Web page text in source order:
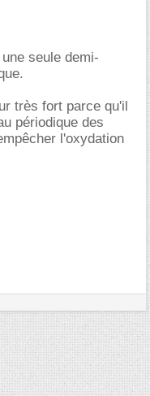
seule demi-
très fort parce qu'il
périodique des
l'oxydation